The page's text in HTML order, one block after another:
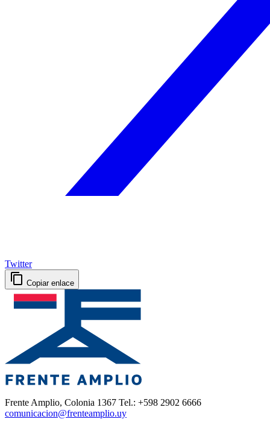
Twitter
Copiar enlace
Frente Amplio, Colonia 1367 Tel.: +598 2902 6666
comunicacion@frenteamplio.uy